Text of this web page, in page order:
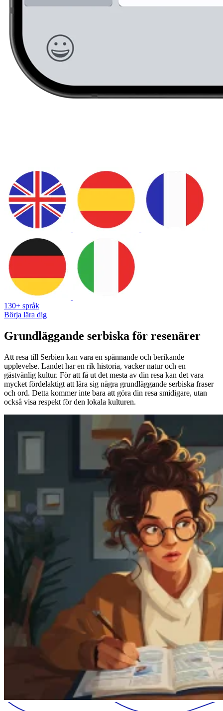
130+ språk
Börja lära dig
Grundläggande serbiska för resenärer
Att resa till Serbien kan vara en spännande och berikande
upplevelse. Landet har en rik historia, vacker natur och en
gästvänlig kultur. För att få ut det mesta av din resa kan det vara
mycket fördelaktigt att lära sig några grundläggande serbiska fraser
och ord. Detta kommer inte bara att göra din resa smidigare, utan
också visa respekt för den lokala kulturen.